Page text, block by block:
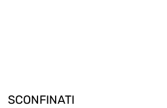
SCONFINATI